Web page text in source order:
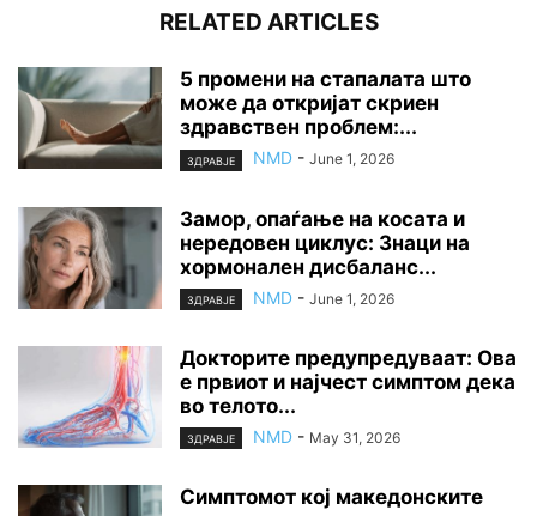
RELATED ARTICLES
5 промени на стапалата што
може да откријат скриен
здравствен проблем:...
ЗДРАВЈЕ NMD - June 1, 2026
Замор, опаѓање на косата и
нередовен циклус: Знаци на
хормонален дисбаланс...
ЗДРАВЈЕ NMD - June 1, 2026
Докторите предупредуваат: Ова
е првиот и најчест симптом дека
во телото...
ЗДРАВЈЕ NMD - May 31, 2026
Симптомот кој македонските